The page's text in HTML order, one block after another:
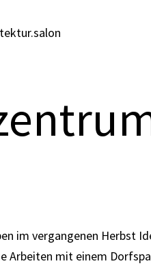
im vergangenen Herbst
Arbeiten mit einem